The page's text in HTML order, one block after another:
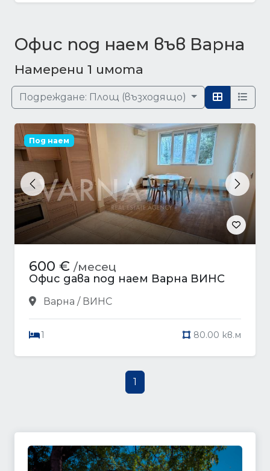
Офис под наем във Варна
Намерени 1 имота
Подреждане: Площ (възходящо)
Previous Next
Под наем
600 € /месец
Офис дава под наем Варна ВИНС
Варна / ВИНС
1 80.00 кв.м
1